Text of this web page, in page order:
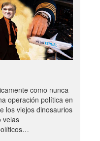
como nunca
operación política en
los viejos dinosaurios
velas